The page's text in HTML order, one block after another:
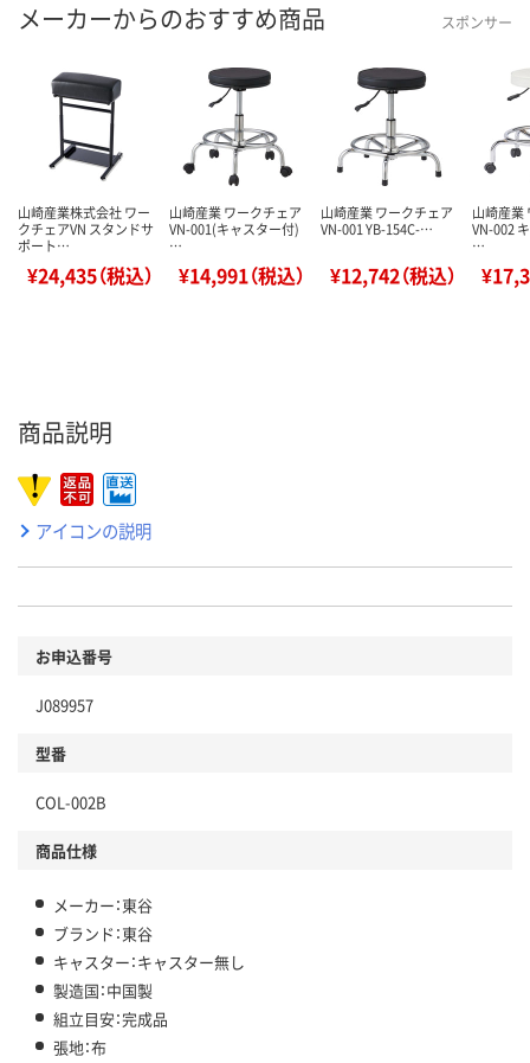
メーカーからのおすすめ商品 スポンサー
山崎産業株式会社 ワー
クチェアVN スタンドサ
ポート…
¥24,435（税込）
山崎産業 ワークチェア
VN-001(キャスター付)
…
¥14,991（税込）
山崎産業 ワークチェア
VN-001 YB-154C-…
¥12,742（税込）
山崎産業
VN-002
…
商品説明
アイコンの説明
お申込番号
J089957
型番
COL-002B
商品仕様
メーカー：東谷
ブランド：東谷
キャスター：キャスター無し
製造国：中国製
組立目安：完成品
張地：布